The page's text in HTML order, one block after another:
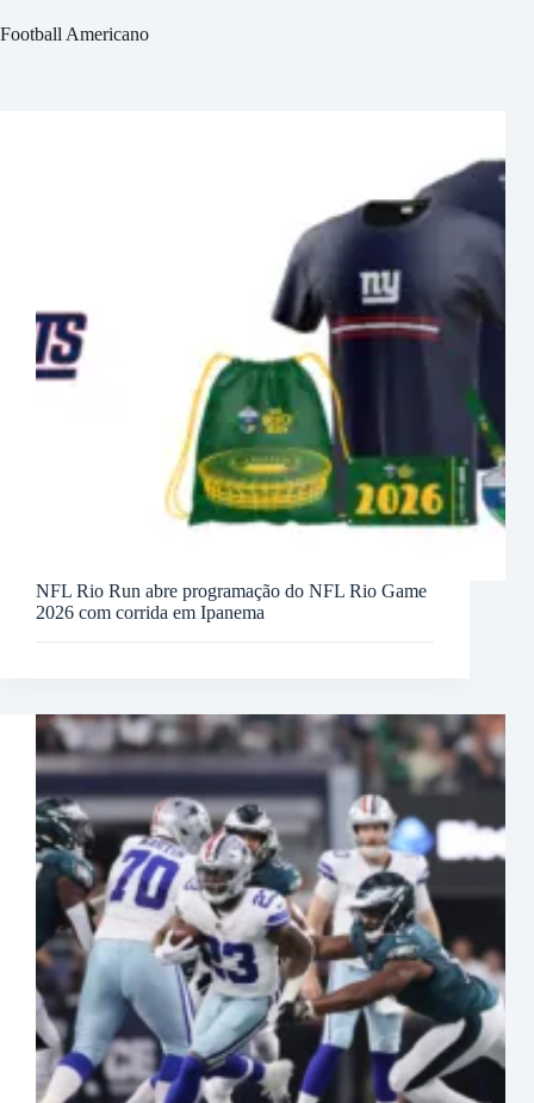
Football Americano
NFL Rio Run abre programação do NFL Rio Game
2026 com corrida em Ipanema